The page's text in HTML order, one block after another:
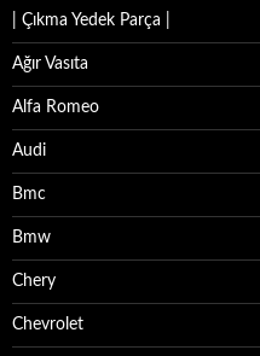
| Çıkma Yedek Parça |
Ağır Vasıta
Alfa Romeo
Audi
Bmc
Bmw
Chery
Chevrolet